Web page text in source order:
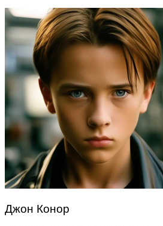
Джон Конор